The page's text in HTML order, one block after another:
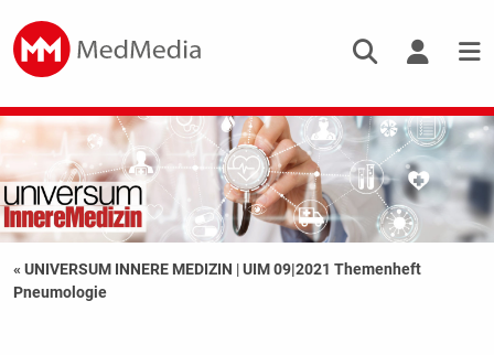
« UNIVERSUM INNERE MEDIZIN |UIM 09|2021 Themenheft
Pneumologie